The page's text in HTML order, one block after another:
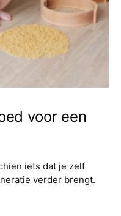
voor een
iets dat je zelf
verder brengt.